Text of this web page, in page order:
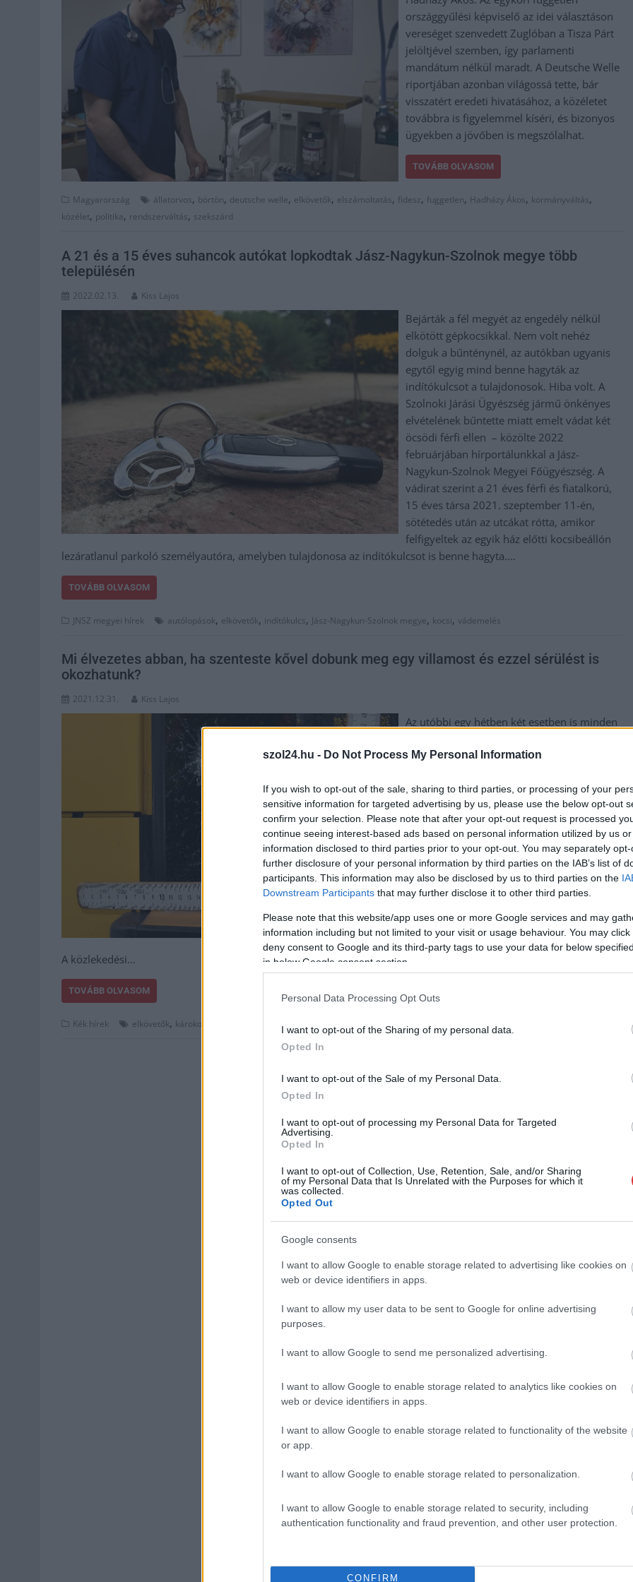
szol24.hu - Do Not Process My Personal Information
If you wish to opt-out of the sale, sharing to third parties, or processing of your
sensitive information for targeted advertising by us, please use the below opt-out
confirm your selection. Please note that after your opt-out request is processed
continue seeing interest-based ads based on personal information utilized by us
information disclosed to third parties prior to your opt-out. You may separately
further disclosure of your personal information by third parties on the IAB’s list of
participants. This information may also be disclosed by us to third parties on the
Downstream Participants that may further disclose it to other third parties.
Please note that this website/app uses one or more Google services and may
information including but not limited to your visit or usage behaviour. You may
deny consent to Google and its third-party tags to use your data for below
in below Google consent section.
Personal Data Processing Opt Outs
I want to opt-out of the Sharing of my personal data.
Opted In
I want to opt-out of the Sale of my Personal Data.
Opted In
I want to opt-out of processing my Personal Data for Targeted
Advertising.
Opted In
I want to opt-out of Collection, Use, Retention, Sale, and/or Sharing
of my Personal Data that Is Unrelated with the Purposes for which it
was collected.
Opted Out
Google consents
I want to allow Google to enable storage related to advertising like cookies on
web or device identifiers in apps.
I want to allow my user data to be sent to Google for online advertising
purposes.
I want to allow Google to send me personalized advertising.
I want to allow Google to enable storage related to analytics like cookies on
web or device identifiers in apps.
I want to allow Google to enable storage related to functionality of the website
or app.
I want to allow Google to enable storage related to personalization.
I want to allow Google to enable storage related to security, including
authentication functionality and fraud prevention, and other user protection.
CONFIRM
országgyűlési képviselő az idei választáson
vereséget szenvedett Zuglóban a Tisza Párt
jelöltjével szemben, így parlamenti
mandátum nélkül maradt. A Deutsche Welle
riportjában azonban világossá tette, bár
visszatért eredeti hivatásához, a közéletet
továbbra is figyelemmel kíséri, és bizonyos
ügyekben a jövőben is megszólalhat.
TOVÁBB OLVASOM
Magyarország állatorvos, börtön, deutsche welle, elkövetők, elszámoltatás, fidesz, fuggetlen, Hadházy Ákos, kormányváltás,
közélet, politika, rendszerváltás, szekszárd
A 21 és a 15 éves suhancok autókat lopkodtak Jász-Nagykun-Szolnok megye több
településén
2022.02.13. Kiss Lajos
Bejárták a fél megyét az engedély nélkül
elkötött gépkocsikkal. Nem volt nehéz
dolguk a bűnténynél, az autókban ugyanis
egytől egyig mind benne hagyták az
indítókulcsot a tulajdonosok. Hiba volt. A
Szolnoki Járási Ügyészség jármű önkényes
elvételének bűntette miatt emelt vádat két
öcsödi férfi ellen – közölte 2022
februárjában hírportálunkkal a Jász-
Nagykun-Szolnok Megyei Főügyészség. A
vádirat szerint a 21 éves férfi és fiatalkorú,
15 éves társa 2021. szeptember 11-én,
sötétedés után az utcákat rótta, amikor
felfigyeltek az egyik ház előtti kocsibeállón
lezáratlanul parkoló személyautóra, amelyben tulajdonosa az indítókulcsot is benne hagyta.…
TOVÁBB OLVASOM
JNSZ megyei hírek autólopások, elkövetők, indítókulcs, Jász-Nagykun-Szolnok megye, kocsi, vádemelés
Mi élvezetes abban, ha szenteste kővel dobunk meg egy villamost és ezzel sérülést is
okozhatunk?
2021.12.31. Kiss Lajos
Az utóbbi egy hétben két esetben is minden
egy villamost a fővárosban. Mindkét esetben
sérült meg), az okozott kár esetenként
félmillió forint. Mindkét elkövetőt elkapták a
rendőrök. A 19-es villamos egyik utasa
2021. december 24-én 9 óra körül jelezte a
jármű vezetőjének, hogy a Gellért-hegynél
egy férfi a mozgó szerelvényt megdobta egy
kővel. Az eset során nem sérült meg senki,
végigrepedt; így mintegy félmillió forintos
kár keletkezett – írja honlapján a rendőrség.
A közlekedési…
TOVÁBB OLVASOM
Kék hírek elkövetők, károkozás sérülés